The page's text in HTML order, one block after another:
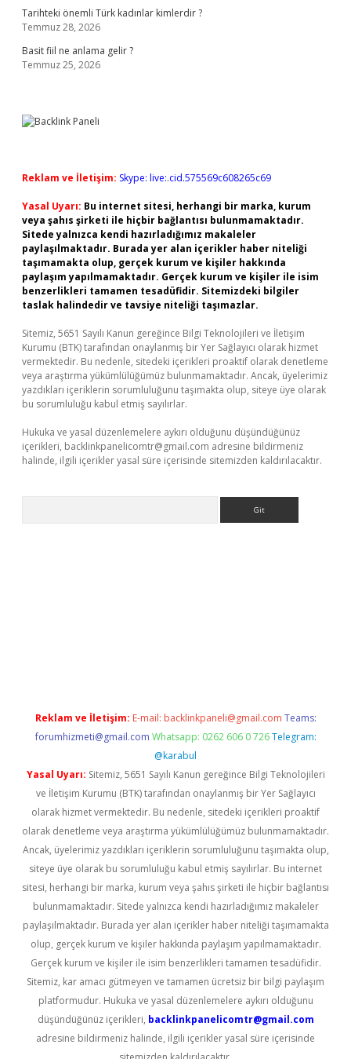
Tarihteki önemli Türk kadınlar kimlerdir ?
Temmuz 28, 2026
Basit fiil ne anlama gelir ?
Temmuz 25, 2026
Reklam ve İletişim: Skype: live:.cid.575569c608265c69
Yasal Uyarı: Bu internet sitesi, herhangi bir marka, kurum
veya şahıs şirketi ile hiçbir bağlantısı bulunmamaktadır.
Sitede yalnızca kendi hazırladığımız makaleler
paylaşılmaktadır. Burada yer alan içerikler haber niteliği
taşımamakta olup, gerçek kurum ve kişiler hakkında
paylaşım yapılmamaktadır. Gerçek kurum ve kişiler ile isim
benzerlikleri tamamen tesadüfidir. Sitemizdeki bilgiler
taslak halindedir ve tavsiye niteliği taşımazlar.
Sitemiz, 5651 Sayılı Kanun gereğince Bilgi Teknolojileri ve İletişim
Kurumu (BTK) tarafından onaylanmış bir Yer Sağlayıcı olarak hizmet
vermektedir. Bu nedenle, sitedeki içerikleri proaktif olarak denetleme
veya araştırma yükümlülüğümüz bulunmamaktadır. Ancak, üyelerimiz
yazdıkları içeriklerin sorumluluğunu taşımakta olup, siteye üye olarak
bu sorumluluğu kabul etmiş sayılırlar.
Hukuka ve yasal düzenlemelere aykırı olduğunu düşündüğünüz
içerikleri, backlinkpanelicomtr@gmail.com adresine bildirmeniz
halinde, ilgili içerikler yasal süre içerisinde sitemizden kaldırılacaktır.
Reklam ve İletişim: E-mail: backlinkpaneli@gmail.com Teams:
forumhizmeti@gmail.com Whatsapp: 0262 606 0 726 Telegram:
@karabul
Yasal Uyarı: Sitemiz, 5651 Sayılı Kanun gereğince Bilgi Teknolojileri
ve İletişim Kurumu (BTK) tarafından onaylanmış bir Yer Sağlayıcı
olarak hizmet vermektedir. Bu nedenle, sitedeki içerikleri proaktif
olarak denetleme veya araştırma yükümlülüğümüz bulunmamaktadır.
Ancak, üyelerimiz yazdıkları içeriklerin sorumluluğunu taşımakta olup,
siteye üye olarak bu sorumluluğu kabul etmiş sayılırlar. Bu internet
sitesi, herhangi bir marka, kurum veya şahıs şirketi ile hiçbir bağlantısı
bulunmamaktadır. Sitede yalnızca kendi hazırladığımız makaleler
paylaşılmaktadır. Burada yer alan içerikler haber niteliği taşımamakta
olup, gerçek kurum ve kişiler hakkında paylaşım yapılmamaktadır.
Gerçek kurum ve kişiler ile isim benzerlikleri tamamen tesadüfidir.
Sitemiz, kar amacı gütmeyen ve tamamen ücretsiz bir bilgi paylaşım
platformudur. Hukuka ve yasal düzenlemelere aykırı olduğunu
düşündüğünüz içerikleri, backlinkpanelicomtr@gmail.com
adresine bildirmeniz halinde, ilgili içerikler yasal süre içerisinde